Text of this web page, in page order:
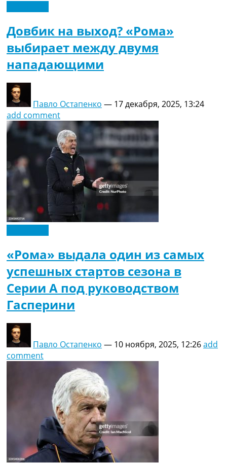
Довбик на выход? «Рома»
выбирает между двумя
нападающими
Павло Остапенко — 17 декабря, 2025, 13:24
add comment
«Рома» выдала один из самых
успешных стартов сезона в
Серии А под руководством
Гасперини
Павло Остапенко — 10 ноября, 2025, 12:26add
comment